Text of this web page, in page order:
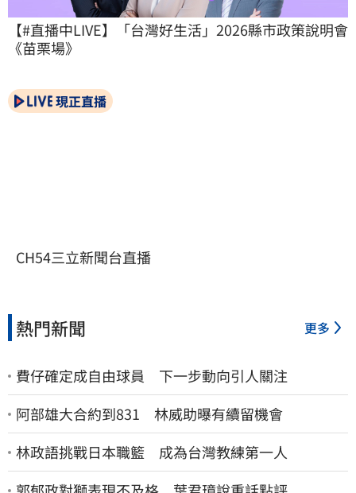
【#直播中LIVE】「台灣好生活」2026縣市政策說明會
《苗栗場》
現正直播
CH54三立新聞台直播
熱門新聞 更多
費仔確定成自由球員 下一步動向引人關注
阿部雄大合約到831 林威助曝有續留機會
林政語挑戰日本職籃 成為台灣教練第一人